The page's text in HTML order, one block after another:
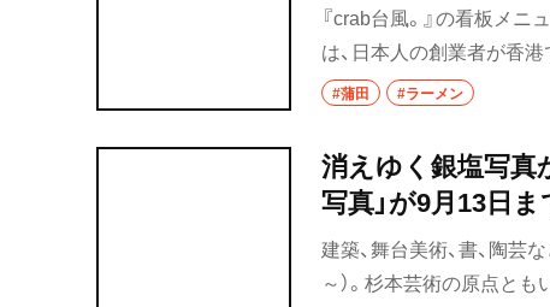
『crab台風。』の看板メ
は、日本人の創業者が香
形町に店を構えていたが
一杯が、蒲田のディープ
#蒲田 #ラーメン
消えゆく銀塩写
写真」が9月13日ま
建築、舞台美術、書、陶芸
～）。杉本芸術の原点と